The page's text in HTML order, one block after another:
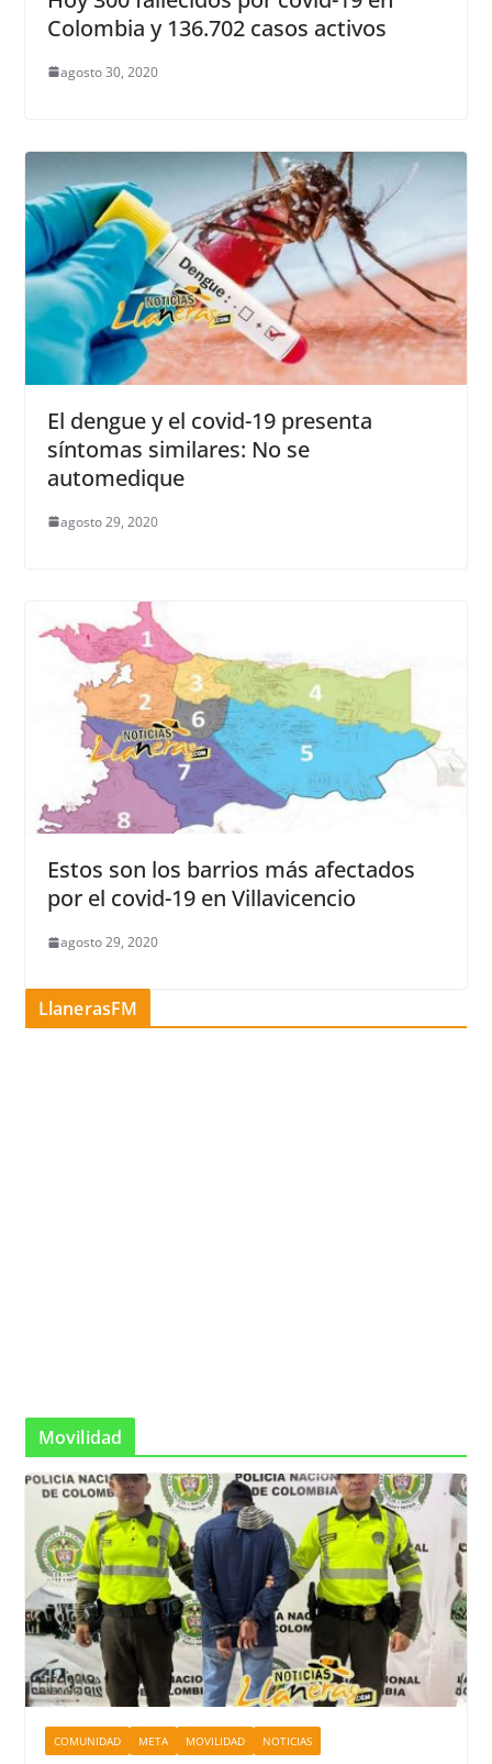
Colombia y 136.702 casos activos
agosto 30, 2020
El dengue y el covid-19 presenta
síntomas similares: No se
automedique
agosto 29, 2020
Estos son los barrios más afectados
por el covid-19 en Villavicencio
agosto 29, 2020
LlanerasFM
Movilidad
COMUNIDAD META MOVILIDAD NOTICIAS